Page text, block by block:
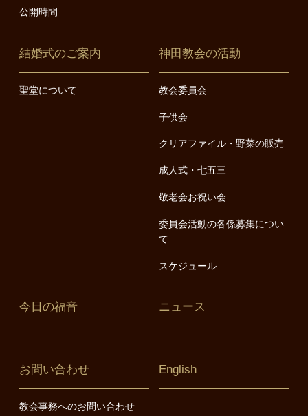
公開時間
結婚式のご案内
聖堂について
神田教会の活動
教会委員会
子供会
クリアファイル・野菜の販売
成人式・七五三
敬老会お祝い会
委員会活動の各係募集につい
て
スケジュール
今日の福音 ニュース
お問い合わせ
教会事務へのお問い合わせ
English